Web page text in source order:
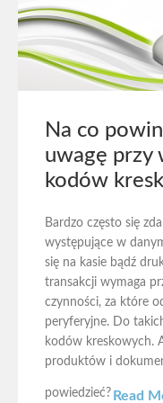
Na co
uwagę przy
kodów
Bardzo często się
występujące w
się na kasie bądź
transakcji wymaga
czynności, za które
peryferyjne. Do
kodów kreskowych.
produktów i
powiedzieć? Read